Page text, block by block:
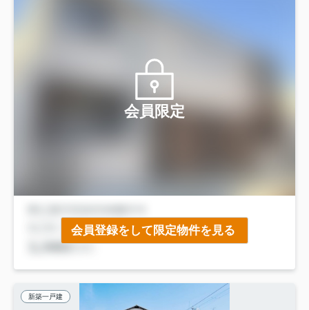
会員限定
会員登録をして限定物件を見る
新築一戸建